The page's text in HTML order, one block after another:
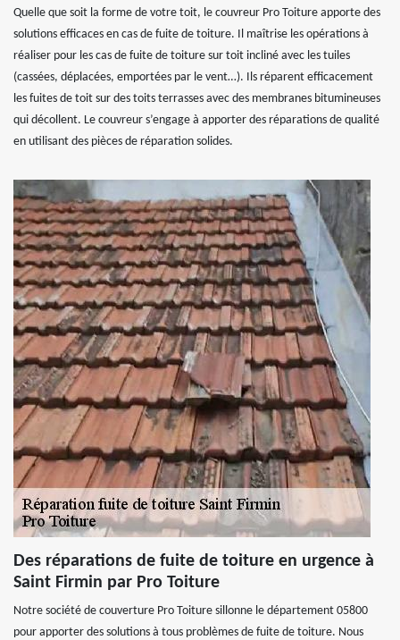
Quelle que soit la forme de votre toit, le couvreur Pro Toiture apporte des
solutions efficaces en cas de fuite de toiture. Il maîtrise les opérations à
réaliser pour les cas de fuite de toiture sur toit incliné avec les tuiles
(cassées, déplacées, emportées par le vent…). Ils réparent efficacement
les fuites de toit sur des toits terrasses avec des membranes bitumineuses
qui décollent. Le couvreur s’engage à apporter des réparations de qualité
en utilisant des pièces de réparation solides.
Des réparations de fuite de toiture en urgence à
Saint Firmin par Pro Toiture
Notre société de couverture Pro Toiture sillonne le département 05800
pour apporter des solutions à tous problèmes de fuite de toiture. Nous